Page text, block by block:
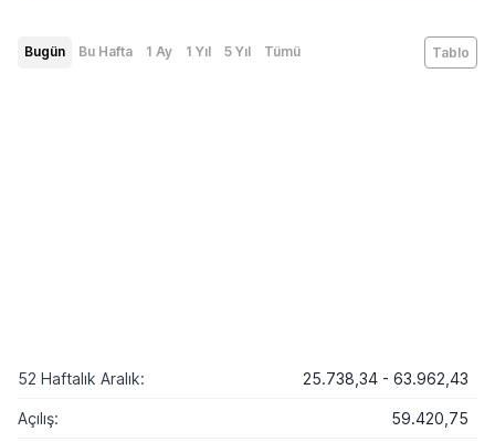
Bugün Bu Hafta 1 Ay 1 Yıl 5 Yıl Tümü Tablo
52 Haftalık Aralık: 25.738,34 - 63.962,43
Açılış: 59.420,75